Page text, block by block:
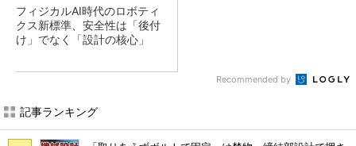
フィジカルAI時代のロボティ
クス新標準、安全性は「後付
け」でなく「設計の核心」
Recommended by
記事ランキング